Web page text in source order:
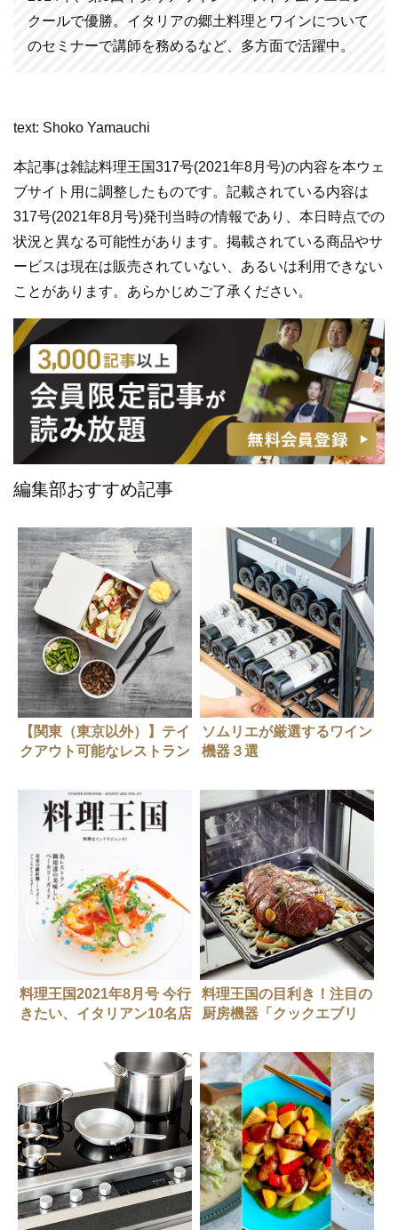
クールで優勝。イタリアの郷土料理とワインについて
のセミナーで講師を務めるなど、多方面で活躍中。
text: Shoko Yamauchi
本記事は雑誌料理王国317号(2021年8月号)の内容を本ウェ
ブサイト用に調整したものです。記載されている内容は
317号(2021年8月号)発刊当時の情報であり、本日時点での
状況と異なる可能性があります。掲載されている商品やサ
ービスは現在は販売されていない、あるいは利用できない
ことがあります。あらかじめご了承ください。
編集部おすすめ記事
【関東（東京以外）】テイ
クアウト可能なレストラン
ソムリエが厳選するワイン
機器３選
料理王国2021年8月号 今行
きたい、イタリアン10名店
料理王国の目利き！注目の
厨房機器「クックエブリ